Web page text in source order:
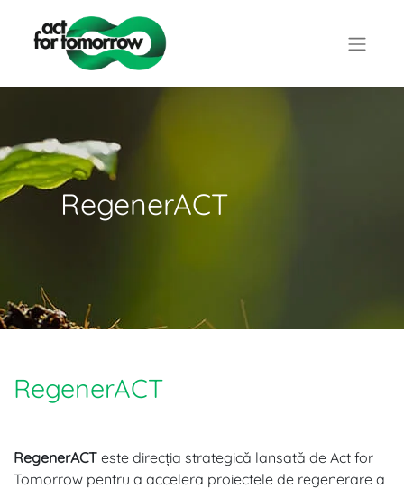
RegenerACT
RegenerACT
RegenerACT este direcția strategică lansată de Act for
Tomorrow pentru a accelera proiectele de regenerare a